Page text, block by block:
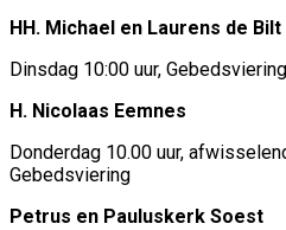
HH. Michael en Laurens de Bilt
Dinsdag 10:00 uur, Gebedsviering
H. Nicolaas Eemnes
Donderdag 10.00 uur,
Gebedsviering
Petrus en Pauluskerk Soest